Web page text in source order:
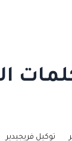
توكيل فريجيدير